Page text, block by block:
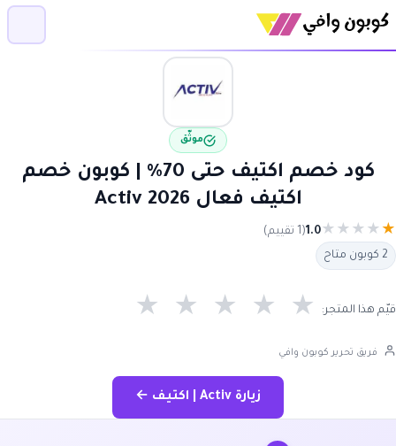
موثّق
كود خصم اكتيف حتى 70٪ | كوبون خصم
اكتيف فعال 2026 Activ
★
★
★
★
★
1.0 (1 تقييم)
2 كوبون متاح
قيّم هذا المتجر: ★ ★ ★ ★ ★
فريق تحرير كوبون وافي
زيارة Activ | اكتيف ←